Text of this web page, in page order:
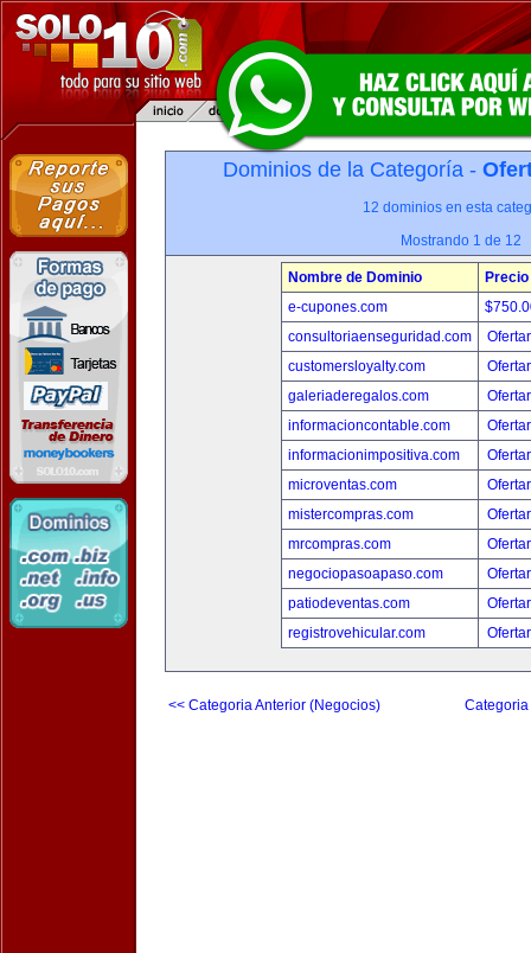
Dominios de la Categoría -
12 dominios en esta
Mostrando 1 de 12
Nombre de Dominio
Precio
e-cupones.com
consultoriaenseguridad.com
customersloyalty.com
galeriaderegalos.com
informacioncontable.com
informacionimpositiva.com
microventas.com
mistercompras.com
mrcompras.com
negociopasoapaso.com
patiodeventas.com
registrovehicular.com
<< Categoria Anterior (Negocios)